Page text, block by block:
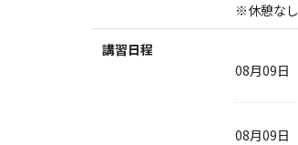
※休憩なし
講習日程
08月09日
08月09日